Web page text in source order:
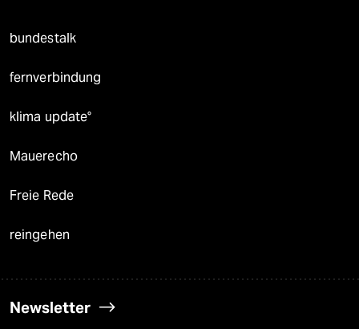
bundestalk
fernverbindung
klima update°
Mauerecho
Freie Rede
reingehen
Newsletter